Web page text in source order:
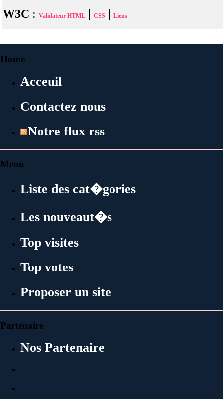
W3C : Validateur HTML CSS Liens
Home
Acceuil
Contactez nous
Notre flux rss
Menu
Liste des cat�gories
Les nouveaut�s
Top visites
Top votes
Proposer un site
Partenaire
Nos Partenaire